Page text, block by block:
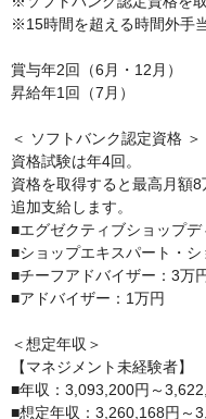
※15時間を超える時間外手
賞与年2回（6月・12月）
昇給年1回（7月）
＜ ソフトバンク認定資格 ＞
資格試験は年4回。
資格を取得すると最高月額
追加支給します。
■エグゼクティブショップ
■ショップエキスパート・
■チーフアドバイザー：3万
■アドバイザー：1万円
＜想定年収＞
【マネジメント未経験者】
■年収：3,093,200円～
■想定年収：3,260,168円～